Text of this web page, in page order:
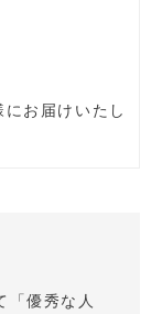
お届けいたし
「優秀な人